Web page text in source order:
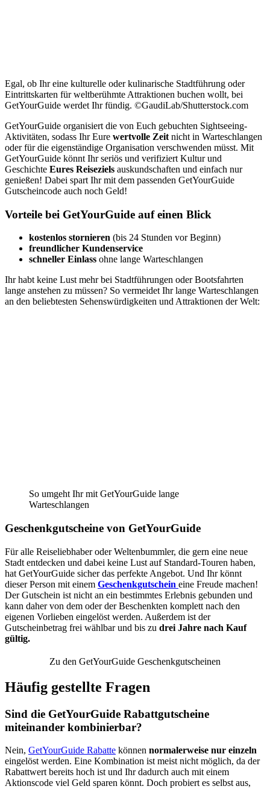
Egal, ob Ihr eine kulturelle oder kulinarische Stadtführung oder
Eintrittskarten für weltberühmte Attraktionen buchen wollt, bei
GetYourGuide werdet Ihr fündig. ©GaudiLab/Shutterstock.com
GetYourGuide organisiert die von Euch gebuchten Sightseeing-
Aktivitäten, sodass Ihr Eure wertvolle Zeit nicht in Warteschlangen
oder für die eigenständige Organisation verschwenden müsst. Mit
GetYourGuide könnt Ihr seriös und verifiziert Kultur und
Geschichte Eures Reiseziels auskundschaften und einfach nur
genießen! Dabei spart Ihr mit dem passenden GetYourGuide
Gutscheincode auch noch Geld!
Vorteile bei GetYourGuide auf einen Blick
kostenlos stornieren (bis 24 Stunden vor Beginn)
freundlicher Kundenservice
schneller Einlass ohne lange Warteschlangen
Ihr habt keine Lust mehr bei Stadtführungen oder Bootsfahrten
lange anstehen zu müssen? So vermeidet Ihr lange Warteschlangen
an den beliebtesten Sehenswürdigkeiten und Attraktionen der Welt:
So umgeht Ihr mit GetYourGuide lange
Warteschlangen
Geschenkgutscheine von GetYourGuide
Für alle Reiseliebhaber oder Weltenbummler, die gern eine neue
Stadt entdecken und dabei keine Lust auf Standard-Touren haben,
hat GetYourGuide sicher das perfekte Angebot. Und Ihr könnt
dieser Person mit einem Geschenkgutschein eine Freude machen!
Der Gutschein ist nicht an ein bestimmtes Erlebnis gebunden und
kann daher von dem oder der Beschenkten komplett nach den
eigenen Vorlieben eingelöst werden. Außerdem ist der
Gutscheinbetrag frei wählbar und bis zu drei Jahre nach Kauf
gültig.
Zu den GetYourGuide Geschenkgutscheinen
Häufig gestellte Fragen
Sind die GetYourGuide Rabattgutscheine
miteinander kombinierbar?
Nein, GetYourGuide Rabatte können normalerweise nur einzeln
eingelöst werden. Eine Kombination ist meist nicht möglich, da der
Rabattwert bereits hoch ist und Ihr dadurch auch mit einem
Aktionscode viel Geld sparen könnt. Doch probiert es selbst aus,